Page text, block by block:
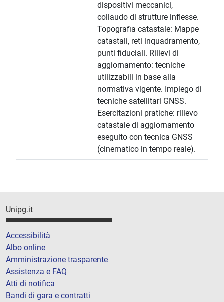
dispositivi meccanici,
collaudo di strutture inflesse.
Topografia catastale: Mappe
catastali, reti inquadramento,
punti fiduciali. Rilievi di
aggiornamento: tecniche
utilizzabili in base alla
normativa vigente. Impiego di
tecniche satellitari GNSS.
Esercitazioni pratiche: rilievo
catastale di aggiornamento
eseguito con tecnica GNSS
(cinematico in tempo reale).
Unipg.it
Accessibilità
Albo online
Amministrazione trasparente
Assistenza e FAQ
Atti di notifica
Bandi di gara e contratti